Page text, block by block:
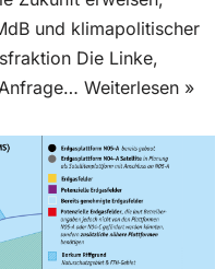
und klimapolitischer
Die Linke,
Weiterlesen »